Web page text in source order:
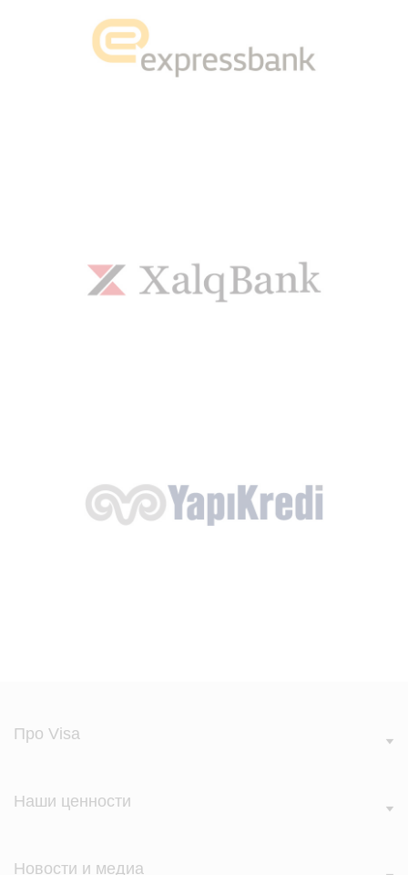
Про Visa
Наши ценности
Новости и медиа